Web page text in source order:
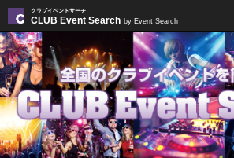
クラブイベントサーチ
CLUB Event Search by Event Search